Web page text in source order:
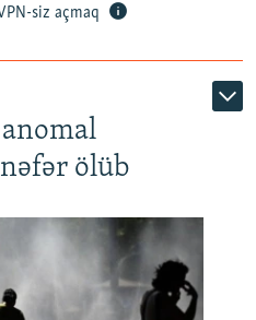
siz açmaq
ölüb